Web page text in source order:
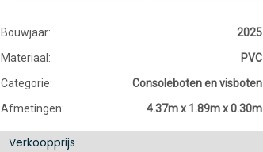
Bouwjaar:
2025
Materiaal:
PVC
Categorie:
Consoleboten en visboten
Afmetingen:
4.37m x 1.89m x 0.30m
Verkoopprijs